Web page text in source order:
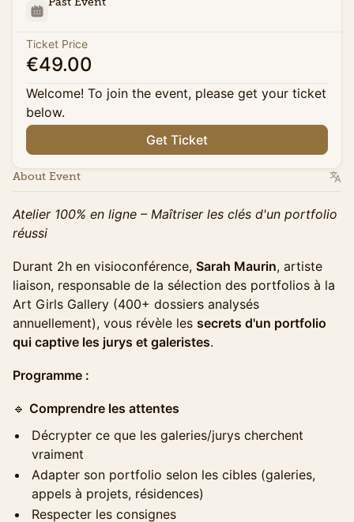
Ticket Price
€49.00
Welcome! To join the event, please get your ticket
below.
Get Ticket
About Event
Atelier 100% en ligne – Maîtriser les clés d'un portfolio
réussi
Durant 2h en visioconférence, Sarah Maurin, artiste
liaison, responsable de la sélection des portfolios à la
Art Girls Gallery (400+ dossiers analysés
annuellement), vous révèle les secrets d'un portfolio
qui captive les jurys et galeristes.
Programme :
​🔹 Comprendre les attentes
Décrypter ce que les galeries/jurys cherchent
vraiment
Adapter son portfolio selon les cibles (galeries,
appels à projets, résidences)
Respecter les consignes